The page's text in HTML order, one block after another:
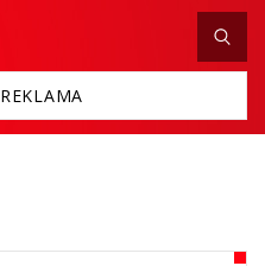
REKLAMA